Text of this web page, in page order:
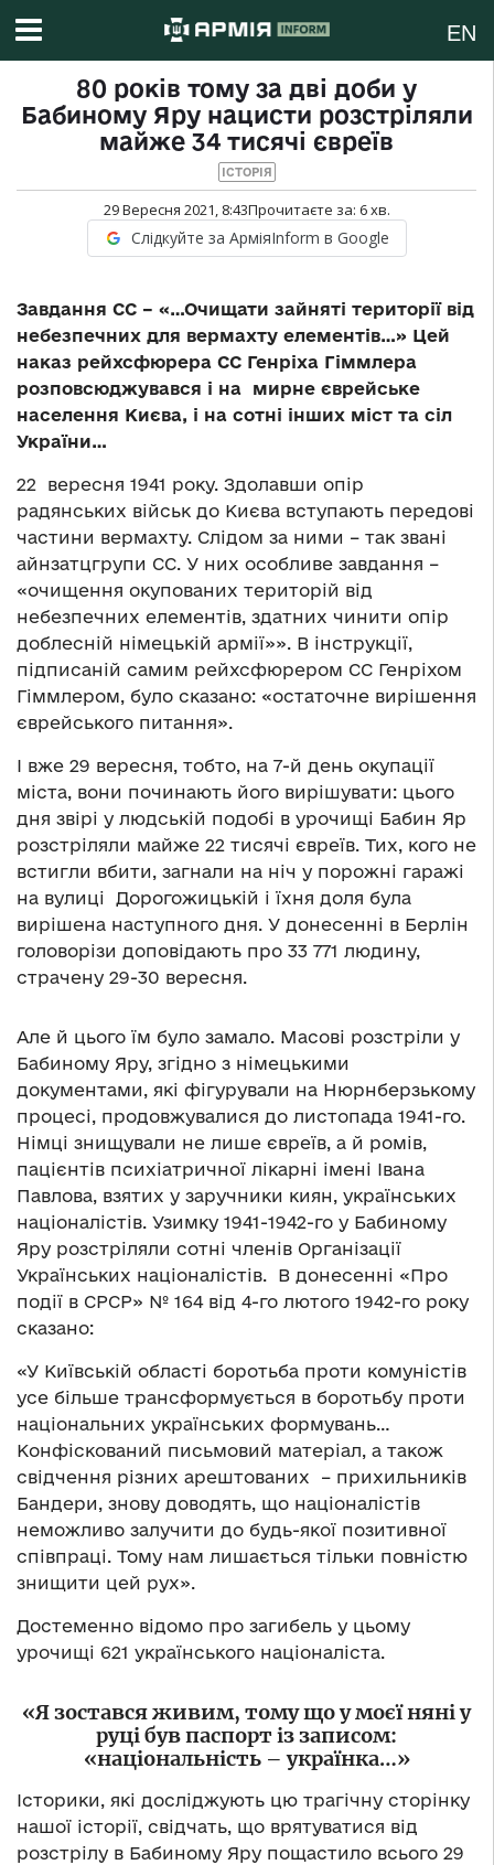
EN
80 років тому за дві доби у
Бабиному Яру нацисти розстріляли
майже 34 тисячі євреїв
ІСТОРІЯ
29 Вересня 2021, 8:43Прочитаєте за: 6хв.
Слідкуйте за АрміяInform в Google
Завдання СС – «…Очищати зайняті території від
небезпечних для вермахту елементів…» Цей
наказ рейхсфюрера СС Генріха Гіммлера
розповсюджувався і на мирне єврейське
населення Києва, і на сотні інших міст та сіл
України…
22 вересня 1941 року. Здолавши опір
радянських військ до Києва вступають передові
частини вермахту. Слідом за ними – так звані
айнзатцгрупи СС. У них особливе завдання –
«очищення окупованих територій від
небезпечних елементів, здатних чинити опір
доблесній німецькій армії»». В інструкції,
підписаній самим рейхсфюрером СС Генріхом
Гіммлером, було сказано: «остаточне вирішення
єврейського питання».
І вже 29 вересня, тобто, на 7-й день окупації
міста, вони починають його вирішувати: цього
дня звірі у людській подобі в урочищі Бабин Яр
розстріляли майже 22 тисячі євреїв. Тих, кого не
встигли вбити, загнали на ніч у порожні гаражі
на вулиці Дорогожицькій і їхня доля була
вирішена наступного дня. У донесенні в Берлін
головорізи доповідають про 33 771 людину,
страчену 29-30 вересня.
Але й цього їм було замало. Масові розстріли у
Бабиному Яру, згідно з німецькими
документами, які фігурували на Нюрнберзькому
процесі, продовжувалися до листопада 1941-го.
Німці знищували не лише євреїв, а й ромів,
пацієнтів психіатричної лікарні імені Івана
Павлова, взятих у заручники киян, українських
націоналістів. Узимку 1941-1942-го у Бабиному
Яру розстріляли сотні членів Організації
Українських націоналістів. В донесенні «Про
події в СРСР» № 164 від 4-го лютого 1942-го року
сказано:
«У Київській області боротьба проти комуністів
усе більше трансформується в боротьбу проти
національних українських формувань…
Конфіскований письмовий матеріал, а також
свідчення різних арештованих – прихильників
Бандери, знову доводять, що націоналістів
неможливо залучити до будь-якої позитивної
співпраці. Тому нам лишається тільки повністю
знищити цей рух».
Достеменно відомо про загибель у цьому
урочищі 621 українського націоналіста.
«Я зостався живим, тому що у моєї няні у
руці був паспорт із записом:
«національність – українка…»
Історики, які досліджують цю трагічну сторінку
нашої історії, свідчать, що врятуватися від
розстрілу в Бабиному Яру пощастило всього 29